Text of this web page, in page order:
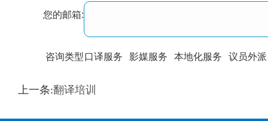
您的邮箱:
咨询类型口译服务 影媒服务 本地化服务 议员外派
训翻译
上一条:翻译培训